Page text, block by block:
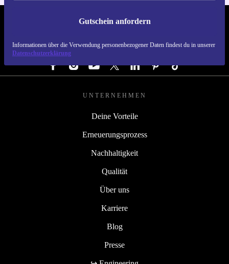
Gutschein anfordern
Informationen über die Verwendung personenbezogener Daten findest du in unserer
Datenschutzerklärung
REFURBED ÖSTERREICH - RETHINK NEW.
FOLGE UNS
UNTERNEHMEN
Deine Vorteile
Erneuerungsprozess
Nachhaltigkeit
Qualität
Über uns
Karriere
Blog
Presse